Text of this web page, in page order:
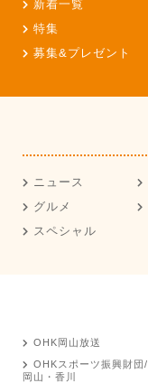
新着一覧
特集
募集&プレゼント
ニュース
グルメ
スペシャル
OHK岡山放送
OHKスポーツ振興財団/
岡山・香川